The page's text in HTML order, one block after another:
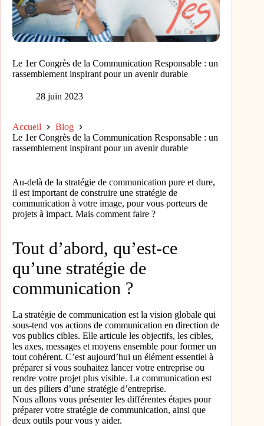
Le 1er Congrès de la Communication Responsable : un
rassemblement inspirant pour un avenir durable
28 juin 2023
Accueil
Blog
Le 1er Congrès de la Communication Responsable : un
rassemblement inspirant pour un avenir durable
Au-delà de la stratégie de communication pure et dure,
il est important de construire une stratégie de
communication à votre image, pour vous porteurs de
projets à impact. Mais comment faire ?
Tout d’abord, qu’est-ce
qu’une stratégie de
communication ?
La stratégie de communication est la vision globale qui
sous-tend vos actions de communication en direction de
vos publics cibles. Elle articule les objectifs, les cibles,
les axes, messages et moyens ensemble pour former un
tout cohérent. C’est aujourd’hui un élément essentiel à
préparer si vous souhaitez lancer votre entreprise ou
rendre votre projet plus visible. La communication est
un des piliers d’une stratégie d’entreprise.
Nous allons vous présenter les différentes étapes pour
préparer votre stratégie de communication, ainsi que
deux outils pour vous y aider.